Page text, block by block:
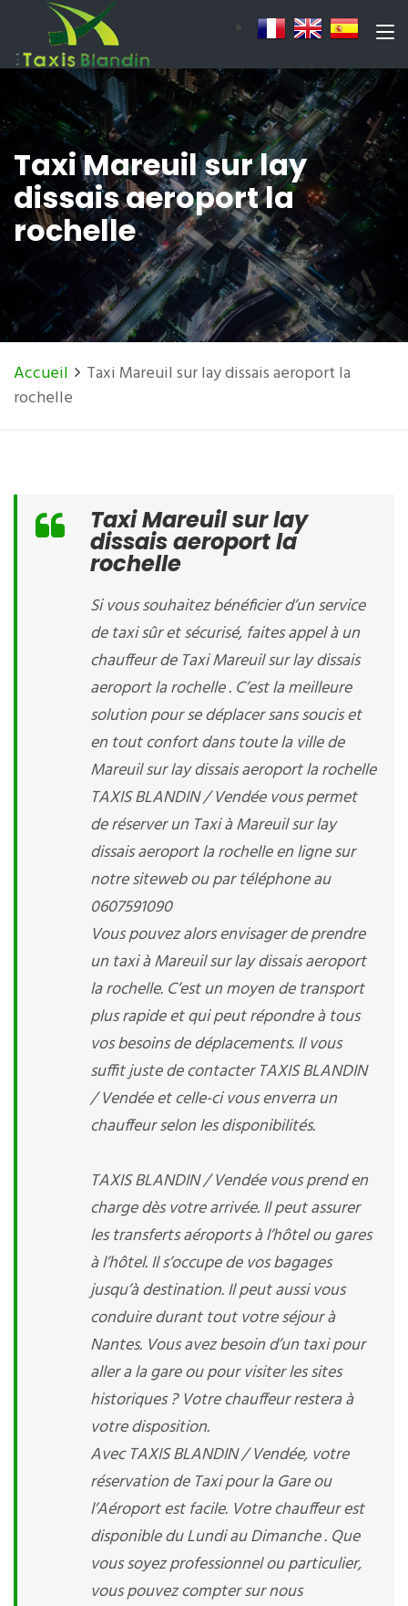
Taxi Mareuil sur lay
dissais aeroport la
rochelle
Accueil
Taxi Mareuil sur lay dissais aeroport la
rochelle
Taxi Mareuil sur lay
dissais aeroport la
rochelle
Si vous souhaitez bénéficier d’un service
de taxi sûr et sécurisé, faites appel à un
chauffeur de Taxi Mareuil sur lay dissais
aeroport la rochelle . C’est la meilleure
solution pour se déplacer sans soucis et
en tout confort dans toute la ville de
Mareuil sur lay dissais aeroport la rochelle
TAXIS BLANDIN / Vendée vous permet
de réserver un Taxi à Mareuil sur lay
dissais aeroport la rochelle en ligne sur
notre siteweb ou par téléphone au
0607591090
Vous pouvez alors envisager de prendre
un taxi à Mareuil sur lay dissais aeroport
la rochelle. C’est un moyen de transport
plus rapide et qui peut répondre à tous
vos besoins de déplacements. Il vous
suffit juste de contacter TAXIS BLANDIN
/ Vendée et celle-ci vous enverra un
chauffeur selon les disponibilités.
TAXIS BLANDIN / Vendée vous prend en
charge dès votre arrivée. Il peut assurer
les transferts aéroports à l’hôtel ou gares
à l’hôtel. Il s’occupe de vos bagages
jusqu’à destination. Il peut aussi vous
conduire durant tout votre séjour à
Nantes. Vous avez besoin d’un taxi pour
aller a la gare ou pour visiter les sites
historiques ? Votre chauffeur restera à
votre disposition.
Avec TAXIS BLANDIN / Vendée, votre
réservation de Taxi pour la Gare ou
l’Aéroport est facile. Votre chauffeur est
disponible du Lundi au Dimanche . Que
vous soyez professionnel ou particulier,
vous pouvez compter sur nous